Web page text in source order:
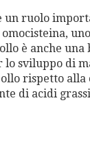
un ruolo
è anche una
sviluppo di
rispetto alla
di acidi